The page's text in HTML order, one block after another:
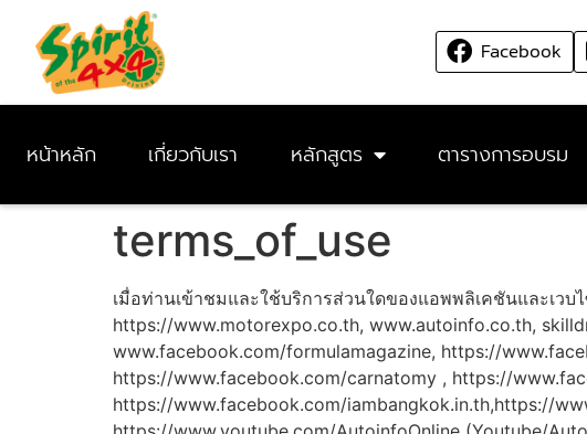
Facebook
หน้าหลัก เกี่ยวกับเรา หลักสูตร ตารางการอบรม
terms_of_use
เมื่อท่านเข้าชมและใช้บริการส่วนใดของแอพพลิเคชันและเว
https://www.motorexpo.co.th, www.autoinfo.co.th,
www.facebook.com/formulamagazine, https://
https://www.facebook.com/carnatomy , https://
https://www.facebook.com/iambangkok.in.th,https://